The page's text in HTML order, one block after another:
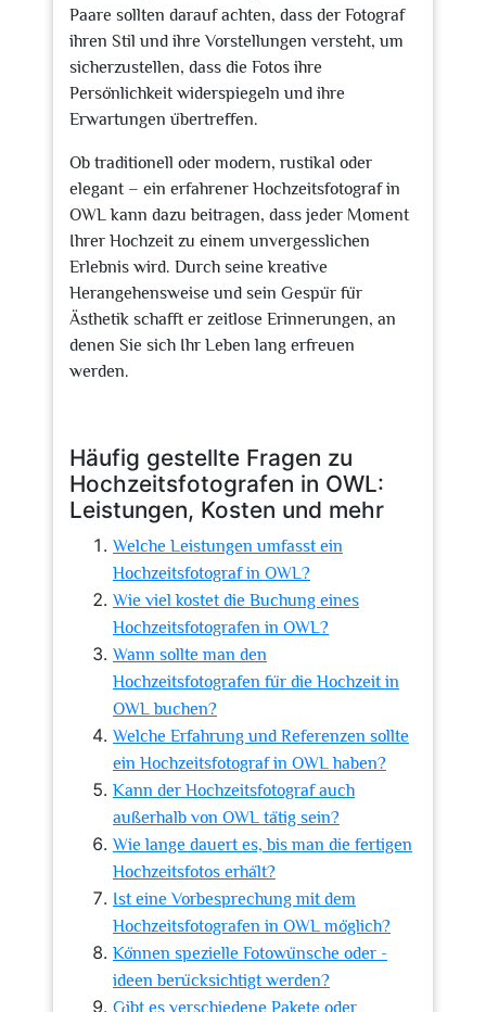
Paare sollten darauf achten, dass der Fotograf
ihren Stil und ihre Vorstellungen versteht, um
sicherzustellen, dass die Fotos ihre
Persönlichkeit widerspiegeln und ihre
Erwartungen übertreffen.
Ob traditionell oder modern, rustikal oder
elegant – ein erfahrener Hochzeitsfotograf in
OWL kann dazu beitragen, dass jeder Moment
Ihrer Hochzeit zu einem unvergesslichen
Erlebnis wird. Durch seine kreative
Herangehensweise und sein Gespür für
Ästhetik schafft er zeitlose Erinnerungen, an
denen Sie sich Ihr Leben lang erfreuen
werden.
Häufig gestellte Fragen zu
Hochzeitsfotografen in OWL:
Leistungen, Kosten und mehr
Welche Leistungen umfasst ein
Hochzeitsfotograf in OWL?
Wie viel kostet die Buchung eines
Hochzeitsfotografen in OWL?
Wann sollte man den
Hochzeitsfotografen für die Hochzeit in
OWL buchen?
Welche Erfahrung und Referenzen sollte
ein Hochzeitsfotograf in OWL haben?
Kann der Hochzeitsfotograf auch
außerhalb von OWL tätig sein?
Wie lange dauert es, bis man die fertigen
Hochzeitsfotos erhält?
Ist eine Vorbesprechung mit dem
Hochzeitsfotografen in OWL möglich?
Können spezielle Fotowünsche oder -
ideen berücksichtigt werden?
Gibt es verschiedene Pakete oder